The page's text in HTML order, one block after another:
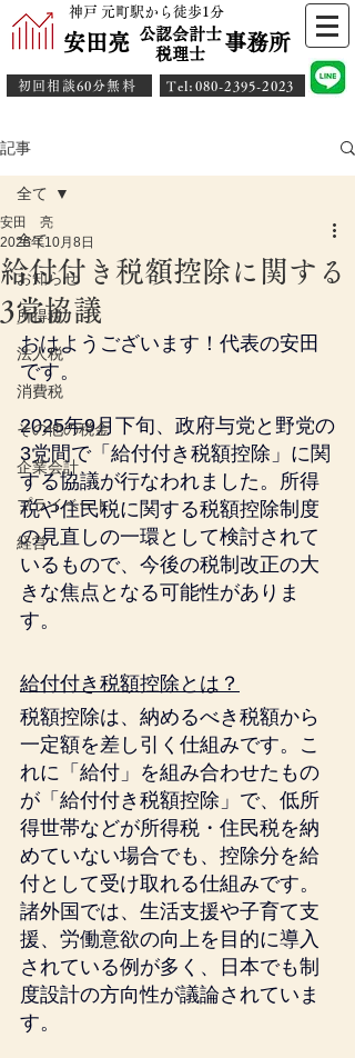
神戸 元町駅から徒歩1分
安田亮 事務所
公認会計士
​税理士
初回相談60分無料 ​Tel:080-2395-2023
記事
全て
お知らせ
所得税
法人税
消費税
その他の税金
企業会計
プライベート
経営
全て
給付付き税額控除に関する
3党協議
安田 亮
2025年10月8日
おはようございます！代表の安田
です。
2025年9月下旬、政府与党と野党の
3党間で「給付付き税額控除」に関
する協議が行なわれました。所得
税や住民税に関する税額控除制度
の見直しの一環として検討されて
いるもので、今後の税制改正の大
きな焦点となる可能性がありま
す。
給付付き税額控除とは？
税額控除は、納めるべき税額から
一定額を差し引く仕組みです。こ
れに「給付」を組み合わせたもの
が「給付付き税額控除」で、低所
得世帯などが所得税・住民税を納
めていない場合でも、控除分を給
付として受け取れる仕組みです。
諸外国では、生活支援や子育て支
援、労働意欲の向上を目的に導入
されている例が多く、日本でも制
度設計の方向性が議論されていま
す。